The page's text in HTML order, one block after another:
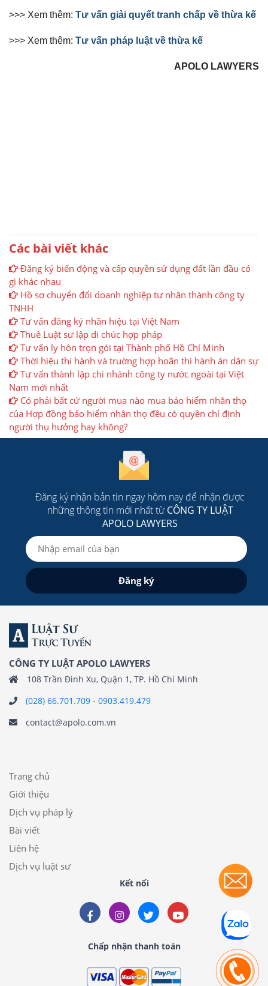
>>> Xem thêm: Tư vấn giải quyết tranh chấp về thừa kế
>>> Xem thêm: Tư vấn pháp luật về thừa kế
APOLO LAWYERS
Các bài viết khác
Đăng ký biến động và cấp quyền sử dụng đất lần đầu có
gì khác nhau
Hồ sơ chuyển đổi doanh nghiệp tư nhân thành công ty
TNHH
Tư vấn đăng ký nhãn hiệu tại Việt Nam
Thuê Luật sư lập di chúc hợp pháp
Tư vấn ly hôn trọn gói tại Thành phố Hồ Chí Minh
Thời hiệu thi hành và truờng hợp hoãn thi hành án dân sự
Tư vấn thành lập chi nhánh công ty nước ngoài tại Việt
Nam mới nhất
Có phải bất cứ người mua nào mua bảo hiểm nhân thọ
của Hợp đồng bảo hiểm nhân thọ đều có quyền chỉ định
người thụ hưởng hay không?
Đăng ký nhận bản tin ngay hôm nay để nhận được
những thông tin mới nhất từCÔNG TY LUẬT
APOLO LAWYERS
CÔNG TY LUẬT APOLO LAWYERS
108 Trần Đình Xu, Quận 1, TP. Hồ Chí Minh
(028) 66.701.709 - 0903.419.479
contact@apolo.com.vn
Trang chủ
Giới thiệu
Dịch vụ pháp lý
Bài viết
Liên hệ
Dịch vụ luật sư
Kết nối
Chấp nhận thanh toán